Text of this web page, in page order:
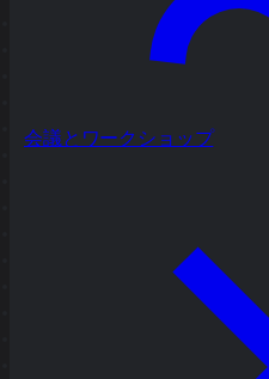
会議とワークショップ